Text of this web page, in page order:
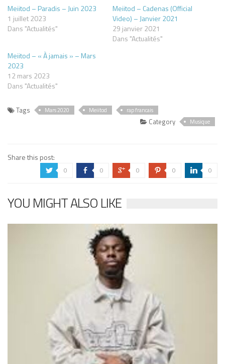
Meiitod – Paradis – Juin 2023
1 juillet 2023
Dans "Actualités"
Meiitod – Cadenas (Official
Video) – Janvier 2021
29 janvier 2021
Dans "Actualités"
Meiitod – « À jamais » – Mars
2023
12 mars 2023
Dans "Actualités"
Tags Mars 2020 Meiitod rap francais
Category Musique
Share this post:
a 0 b 0 c 0 d 0 j 0
YOU MIGHT ALSO LIKE